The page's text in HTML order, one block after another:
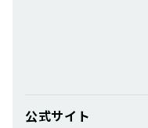
公式サイト